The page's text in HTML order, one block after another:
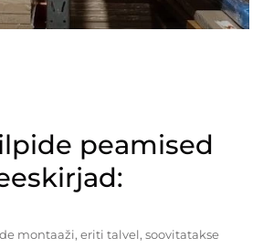
peamised
montaaži, eriti talvel, soovitatakse